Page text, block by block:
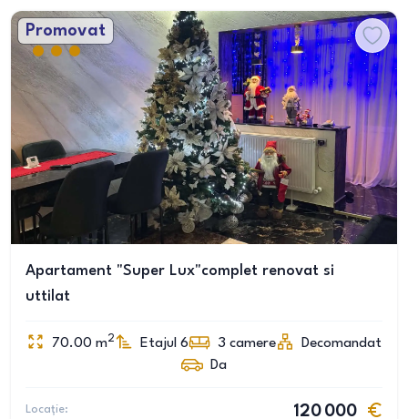
Promovat
Apartament "Super Lux"complet renovat si
uttilat
70.00 m2 Etajul 6 3 camere
Decomandat
Da
Locație:
120 000